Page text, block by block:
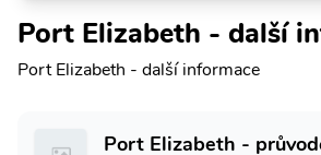
Port Elizabeth - další
Port Elizabeth - další informace
Port Elizabeth -